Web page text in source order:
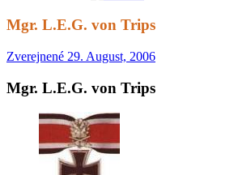
Mgr. L.E.G. von Trips
Zverejnené 29. August, 2006
Mgr. L.E.G. von Trips